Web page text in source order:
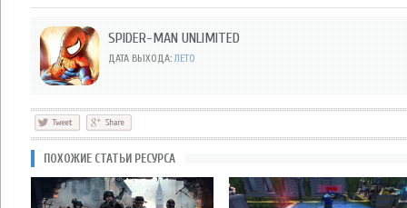
SPIDER-MAN UNLIMITED
ДАТА ВЫХОДА:ЛЕТО
ПОХОЖИЕ СТАТЬИ РЕСУРСА